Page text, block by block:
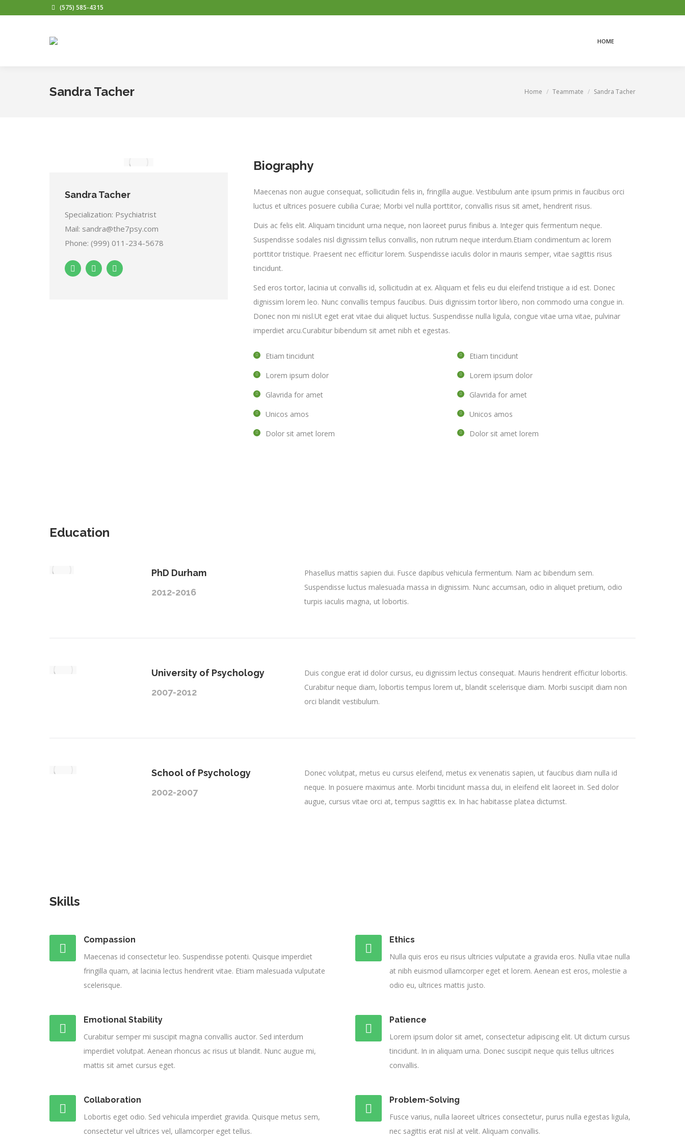
(575) 585-4315
HOME
Sandra Tacher You are here:
Home Teammate Sandra Tacher
Sandra Tacher
Specialization: Psychiatrist
Mail: sandra@the7psy.com
Phone: (999) 011-234-5678
Biography
Maecenas non augue consequat, sollicitudin felis in, fringilla augue. Vestibulum ante ipsum primis in faucibus orci
luctus et ultrices posuere cubilia Curae; Morbi vel nulla porttitor, convallis risus sit amet, hendrerit risus.
Duis ac felis elit. Aliquam tincidunt urna neque, non laoreet purus finibus a. Integer quis fermentum neque.
Suspendisse sodales nisl dignissim tellus convallis, non rutrum neque interdum.Etiam condimentum ac lorem
porttitor tristique. Praesent nec efficitur lorem. Suspendisse iaculis dolor in mauris semper, vitae sagittis risus
tincidunt.
Sed eros tortor, lacinia ut convallis id, sollicitudin at ex. Aliquam et felis eu dui eleifend tristique a id est. Donec
dignissim lorem leo. Nunc convallis tempus faucibus. Duis dignissim tortor libero, non commodo urna congue in.
Donec non mi nisl.Ut eget erat vitae dui aliquet luctus. Suspendisse nulla ligula, congue vitae urna vitae, pulvinar
imperdiet arcu.Curabitur bibendum sit amet nibh et egestas.
Etiam tincidunt
Lorem ipsum dolor
Glavrida for amet
Unicos amos
Dolor sit amet lorem
Etiam tincidunt
Lorem ipsum dolor
Glavrida for amet
Unicos amos
Dolor sit amet lorem
Education
PhD Durham
2012-2016
Phasellus mattis sapien dui. Fusce dapibus vehicula fermentum. Nam ac bibendum sem.
Suspendisse luctus malesuada massa in dignissim. Nunc accumsan, odio in aliquet pretium, odio
turpis iaculis magna, ut lobortis.
University of Psychology
2007-2012
Duis congue erat id dolor cursus, eu dignissim lectus consequat. Mauris hendrerit efficitur lobortis.
Curabitur neque diam, lobortis tempus lorem ut, blandit scelerisque diam. Morbi suscipit diam non
orci blandit vestibulum.
School of Psychology
2002-2007
Donec volutpat, metus eu cursus eleifend, metus ex venenatis sapien, ut faucibus diam nulla id
neque. In posuere maximus ante. Morbi tincidunt massa dui, in eleifend elit laoreet in. Sed dolor
augue, cursus vitae orci at, tempus sagittis ex. In hac habitasse platea dictumst.
Skills
Compassion
Maecenas id consectetur leo. Suspendisse potenti. Quisque imperdiet
fringilla quam, at lacinia lectus hendrerit vitae. Etiam malesuada vulputate
scelerisque.
Emotional Stability
Curabitur semper mi suscipit magna convallis auctor. Sed interdum
imperdiet volutpat. Aenean rhoncus ac risus ut blandit. Nunc augue mi,
mattis sit amet cursus eget.
Collaboration
Lobortis eget odio. Sed vehicula imperdiet gravida. Quisque metus sem,
consectetur vel ultrices vel, ullamcorper eget tellus.
Ethics
Nulla quis eros eu risus ultricies vulputate a gravida eros. Nulla vitae nulla
at nibh euismod ullamcorper eget et lorem. Aenean est eros, molestie a
odio eu, ultrices mattis justo.
Patience
Lorem ipsum dolor sit amet, consectetur adipiscing elit. Ut dictum cursus
tincidunt. In in aliquam urna. Donec suscipit neque quis tellus ultrices
convallis.
Problem-Solving
Fusce varius, nulla laoreet ultrices consectetur, purus nulla egestas ligula,
nec sagittis erat nisl at velit. Aliquam convallis.
HOME